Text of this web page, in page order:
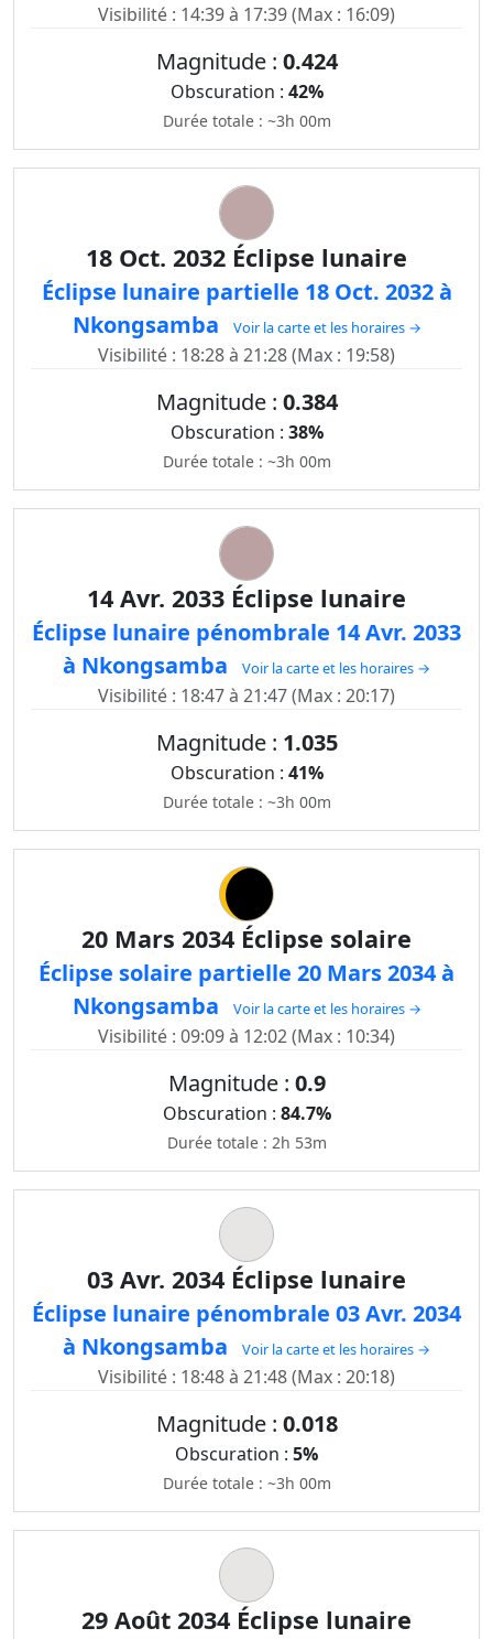
Visibilité : 14:39 à 17:39 (Max : 16:09)
Magnitude : 0.424
Obscuration : 42%
Durée totale : ~3h 00m
18 Oct. 2032 Éclipse lunaire
Éclipse lunaire partielle 18 Oct. 2032 à
Nkongsamba
Voir la carte et les horaires →
Visibilité : 18:28 à 21:28 (Max : 19:58)
Magnitude : 0.384
Obscuration : 38%
Durée totale : ~3h 00m
14 Avr. 2033 Éclipse lunaire
Éclipse lunaire pénombrale 14 Avr. 2033
à Nkongsamba
Voir la carte et les horaires →
Visibilité : 18:47 à 21:47 (Max : 20:17)
Magnitude : 1.035
Obscuration : 41%
Durée totale : ~3h 00m
20 Mars 2034 Éclipse solaire
Éclipse solaire partielle 20 Mars 2034 à
Nkongsamba
Voir la carte et les horaires →
Visibilité : 09:09 à 12:02 (Max : 10:34)
Magnitude : 0.9
Obscuration : 84.7%
Durée totale : 2h 53m
03 Avr. 2034 Éclipse lunaire
Éclipse lunaire pénombrale 03 Avr. 2034
à Nkongsamba
Voir la carte et les horaires →
Visibilité : 18:48 à 21:48 (Max : 20:18)
Magnitude : 0.018
Obscuration : 5%
Durée totale : ~3h 00m
29 Août 2034 Éclipse lunaire